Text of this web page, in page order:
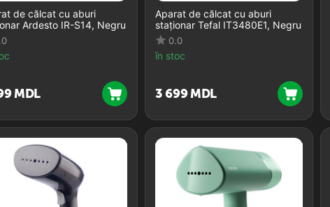
de călcat cu aburi
Ardesto IR-S14, Negru
MDL
Aparat de călcat cu aburi
staționar Tefal IT3480E1, Negru
0.0
în stoc
3 699 MDL